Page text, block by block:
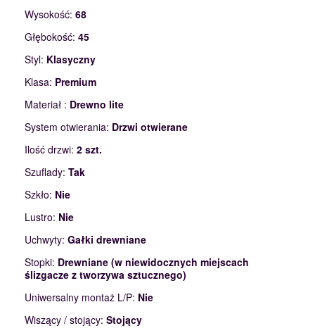
Wysokość: 68
Głębokość: 45
Styl: Klasyczny
Klasa: Premium
Materiał : Drewno lite
System otwierania: Drzwi otwierane
Ilość drzwi: 2 szt.
Szuflady: Tak
Szkło: Nie
Lustro: Nie
Uchwyty: Gałki drewniane
Stopki: Drewniane (w niewidocznych miejscach
ślizgacze z tworzywa sztucznego)
Uniwersalny montaż L/P: Nie
Wiszący / stojący: Stojący